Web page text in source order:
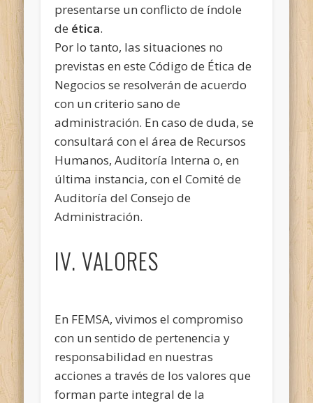
presentarse un conflicto de índole
de ética.
Por lo tanto, las situaciones no
previstas en este Código de Ética de
Negocios se resolverán de acuerdo
con un criterio sano de
administración. En caso de duda, se
consultará con el área de Recursos
Humanos, Auditoría Interna o, en
última instancia, con el Comité de
Auditoría del Consejo de
Administración.
IV. VALORES
En FEMSA, vivimos el compromiso
con un sentido de pertenencia y
responsabilidad en nuestras
acciones a través de los valores que
forman parte integral de la